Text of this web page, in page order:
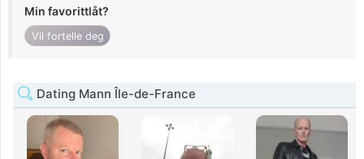
Min favorittlåt?
Vil fortelle deg
Dating Mann Île-de-France